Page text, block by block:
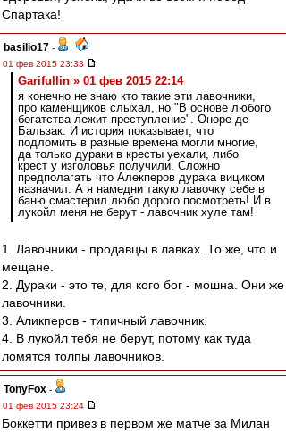
Спартака!
basilio17 -
01 фев 2015 23:33
Garifullin » 01 фев 2015 22:14
я конечно не знаю кто такие эти лавочники,
про каменщиков слыхал, но "В основе любого
богатства лежит преступление". Оноре де
Бальзак. И история показывает, что
подломить в разные времена могли многие,
да только дураки в кресты уехали, либо
крест у изголовья получили. Сложно
предполагать что Алекперов дурака вициком
назначил. А я намедни такую лавочку себе в
баню смастерил любо дорого посмотреть! И в
лукойл меня не берут - лавочник хуле там!
1. Лавочники - продавцы в лавках. То же, что и
мещане.
2. Дураки - это те, для кого бог - мошна. Они же
лавочники.
3. Аликперов - типичный лавочник.
4. В лукойл тебя не берут, потому как туда
ломятся толпы лавочников.
TonyFox -
01 фев 2015 23:24
Боккетти привез в первом же матче за Милан